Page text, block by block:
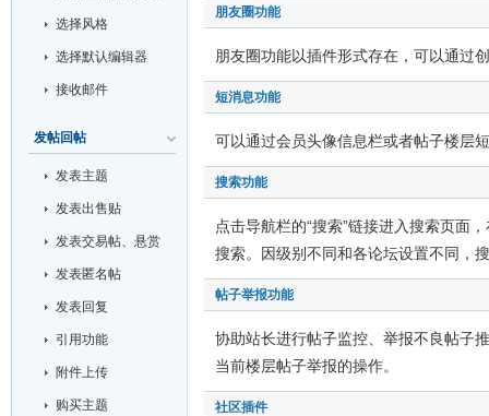
料
选择风格
选择默认编辑器
接收邮件
发帖回帖
发表主题
发表出售贴
发表交易帖、悬赏
帖和投票帖
发表匿名帖
发表回复
引用功能
附件上传
购买主题
朋友圈功能
朋友圈功能以插件形式存在，可以通过
短消息功能
可以通过会员头像信息栏或者帖子楼层
搜索功能
点击导航栏的“搜索”链接进入搜索页面
搜索。因级别不同和各论坛设置不同，
帖子举报功能
协助站长进行帖子监控、举报不良帖子
当前楼层帖子举报的操作。
社区插件